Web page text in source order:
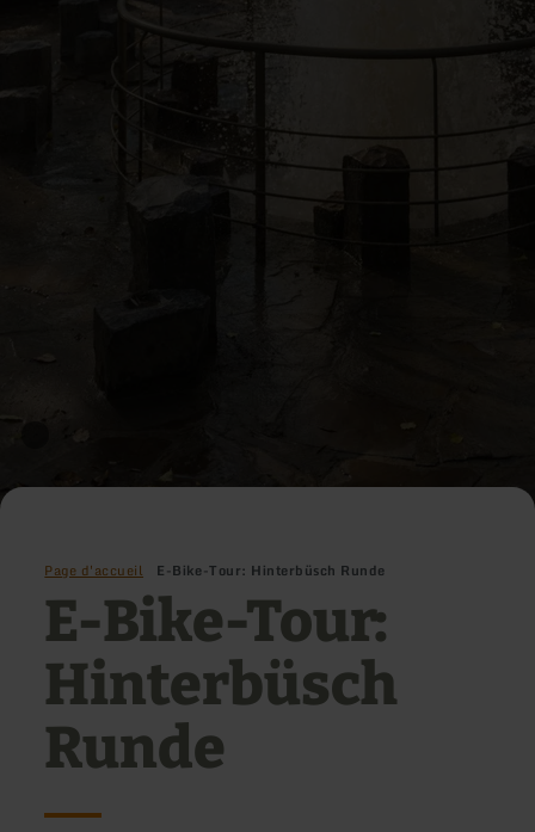
Page d'accueil E-Bike-Tour: Hinterbüsch Runde
E-Bike-Tour:
Hinterbüsch
Runde